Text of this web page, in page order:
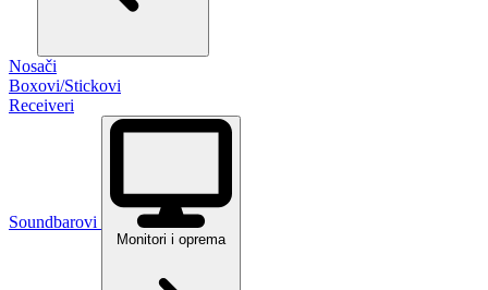
Nosači
Boxovi/Stickovi
Receiveri
Soundbarovi
Monitori i oprema